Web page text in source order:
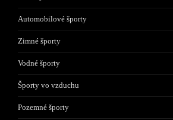
Automobilové športy
Zimné športy
Vodné športy
Športy vo vzduchu
Pozemné športy